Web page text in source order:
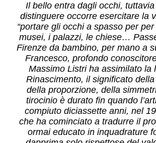
Il bello entra dagli occhi,
distinguere occorre esercitare la
“portare gli occhi a spasso per
musei, i palazzi, le chiese…
Firenze da bambino, per mano a
Francesco, profondo
Massimo Listri ha assimilato la
Rinascimento, il significato
della proporzione, della
tirocinio è durato fin quando
compiuto diciassette anni, nel
che ha cominciato a tradurre il
ormai educato in inquadrature